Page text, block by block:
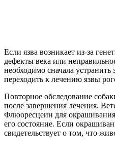
Если язва возникает из-за
дефекты века или
необходимо сначала устранить
переходить к лечению язвы
Повторное обследование
после завершения лечения.
Флюоресцеин для
его состояние. Если
свидетельствует о том, что